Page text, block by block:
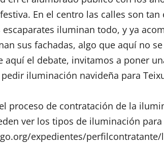
En el centro las calles son
escaparates iluminan todo, y ya
sus fachadas, algo que aquí no
aquí el debate, invitamos a poner
iluminación navideña para
proceso de contratación de la
ver los tipos de iluminación
expedientes/perfilcontratante/